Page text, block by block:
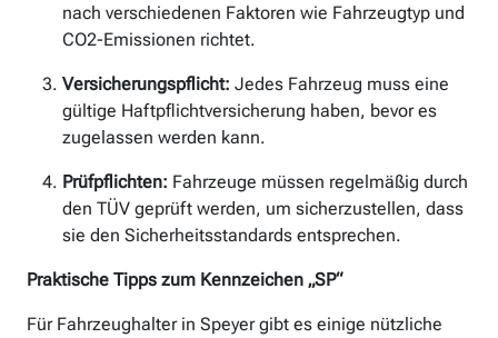
nach verschiedenen Faktoren wie Fahrzeugtyp und
CO2-Emissionen richtet.
Versicherungspflicht: Jedes Fahrzeug muss eine
gültige Haftpflichtversicherung haben, bevor es
zugelassen werden kann.
Prüfpflichten: Fahrzeuge müssen regelmäßig durch
den TÜV geprüft werden, um sicherzustellen, dass
sie den Sicherheitsstandards entsprechen.
Praktische Tipps zum Kennzeichen „SP“
Für Fahrzeughalter in Speyer gibt es einige nützliche